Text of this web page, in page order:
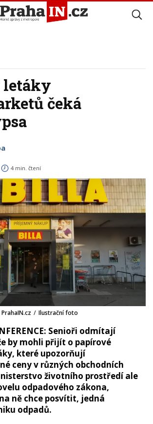
letáky
čeká
4 min. čtení
/ Ilustrační foto
Senioři odmítají
by mohli přijít o papírové
které upozorňují
ceny v různých obchodních
životního prostředí ale
odpadového zákona,
ně chce posvítit, jedná
odpadů.